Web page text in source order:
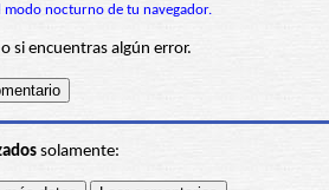
modo nocturno de tu navegador.
si encuentras algún error.
solamente: